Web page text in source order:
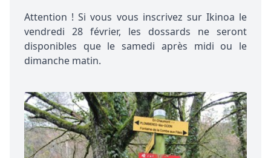
Attention ! Si vous vous inscrivez sur Ikinoa le
vendredi 28 février, les dossards ne seront
disponibles que le samedi après midi ou le
dimanche matin.